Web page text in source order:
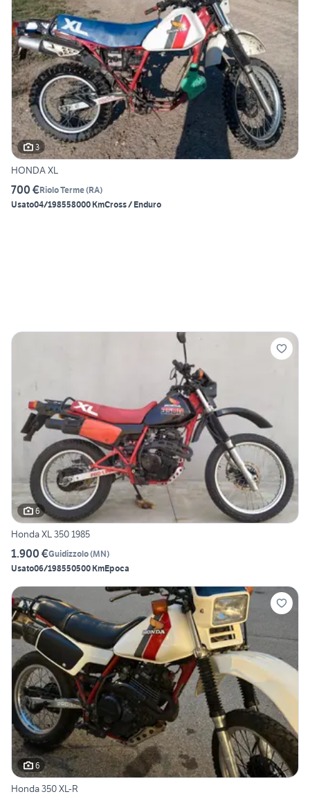
3
HONDA XL
700 €Riolo Terme(RA)
Usato04/198558000 KmCross / Enduro
6
Honda XL 350 1985
1.900 €Guidizzolo(MN)
Usato06/198550500 KmEpoca
6
Honda 350 XL-R